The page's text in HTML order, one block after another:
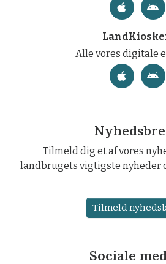
Alle vores digitale
Tilmeld dig et af vores
landbrugets vigtigste nyheder
Tilmeld
Sociale